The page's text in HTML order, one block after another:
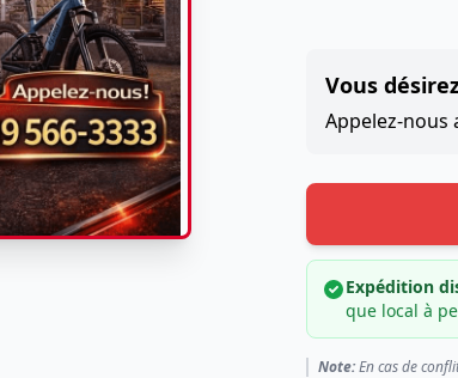
Vous
Appelez-nous
Expédition
que local à
Note:En cas de